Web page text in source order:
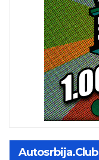
Autosrbija.club